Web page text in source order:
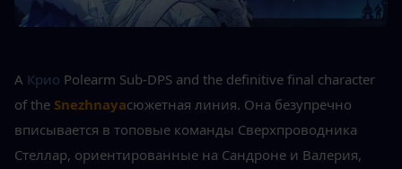
A Крио Polearm Sub-DPS and the definitive final character
of the Snezhnayaсюжетная линия. Она безупречно
вписывается в топовые команды Сверхпроводника
Стеллар, ориентированные на Сандроне и Валерия,